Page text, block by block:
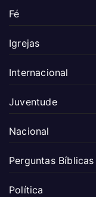
Fé
Igrejas
Internacional
Juventude
Nacional
Perguntas Bíblicas
Política